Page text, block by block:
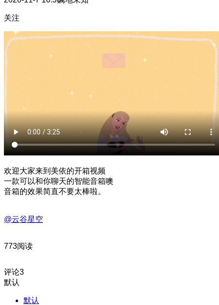
关注
欢迎大家来到美依的开箱视频
一款可以和你聊天的智能音箱噢
音箱的效果简直不要太棒啦。
@云谷星空
773阅读
评论3
默认
默认